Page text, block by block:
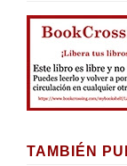
TAMBIÉN